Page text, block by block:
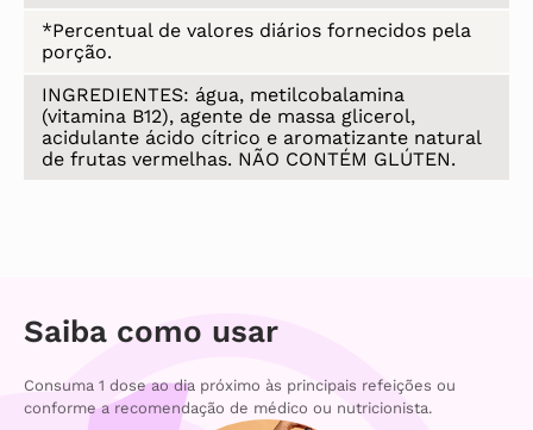
*Percentual de valores diários fornecidos pela
porção.
INGREDIENTES: água, metilcobalamina
(vitamina B12), agente de massa glicerol,
acidulante ácido cítrico e aromatizante natural
de frutas vermelhas. NÃO CONTÉM GLÚTEN.
Saiba como usar
Consuma 1 dose ao dia próximo às principais refeições ou
conforme a recomendação de médico ou nutricionista.